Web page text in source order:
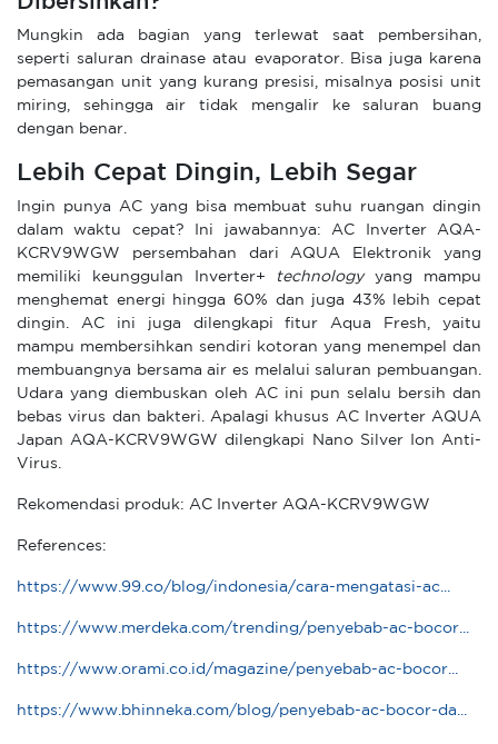
Mungkin ada bagian yang terlewat saat pembersihan,
seperti saluran drainase atau evaporator. Bisa juga karena
pemasangan unit yang kurang presisi, misalnya posisi unit
miring, sehingga air tidak mengalir ke saluran buang
dengan benar.
Lebih Cepat Dingin, Lebih Segar
Ingin punya AC yang bisa membuat suhu ruangan dingin
dalam waktu cepat? Ini jawabannya: AC Inverter AQA-
KCRV9WGW persembahan dari AQUA Elektronik yang
memiliki keunggulan Inverter+
technologyyang mampu
menghemat energi hingga 60% dan juga 43% lebih cepat
dingin. AC ini juga dilengkapi fitur Aqua Fresh, yaitu
mampu membersihkan sendiri kotoran yang menempel dan
membuangnya bersama air es melalui saluran pembuangan.
Udara yang diembuskan oleh AC ini pun selalu bersih dan
bebas virus dan bakteri. Apalagi khusus AC Inverter AQUA
Japan AQA-KCRV9WGW dilengkapi Nano Silver Ion Anti-
Virus.
Rekomendasi produk: AC Inverter AQA-KCRV9WGW
References:
https://www.99.co/blog/indonesia/cara-mengatasi-ac...
https://www.merdeka.com/trending/penyebab-ac-bocor...
https://www.orami.co.id/magazine/penyebab-ac-bocor...
https://www.bhinneka.com/blog/penyebab-ac-bocor-da...